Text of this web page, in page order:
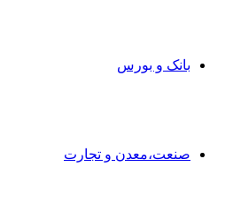
بانک و بورس
صنعت،معدن و تجارت